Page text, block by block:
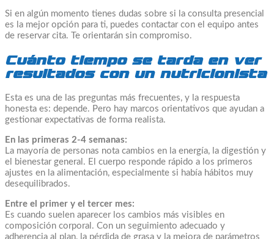
Si en algún momento tienes dudas sobre si la consulta presencial
es la mejor opción para ti, puedes contactar con el equipo antes
de reservar cita. Te orientarán sin compromiso.
Cuánto tiempo se tarda en ver
resultados con un nutricionista
Esta es una de las preguntas más frecuentes, y la respuesta
honesta es: depende. Pero hay marcos orientativos que ayudan a
gestionar expectativas de forma realista.
En las primeras 2-4 semanas:
La mayoría de personas nota cambios en la energía, la digestión y
el bienestar general. El cuerpo responde rápido a los primeros
ajustes en la alimentación, especialmente si había hábitos muy
desequilibrados.
Entre el primer y el tercer mes:
Es cuando suelen aparecer los cambios más visibles en
composición corporal. Con un seguimiento adecuado y
adherencia al plan, la pérdida de grasa y la mejora de parámetros